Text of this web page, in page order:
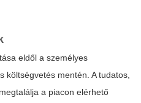
eldől a személyes
költségvetés mentén. A tudatos,
a piacon elérhető